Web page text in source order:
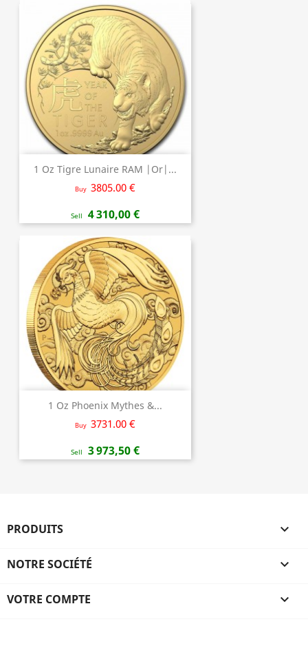
1 Oz Tigre Lunaire RAM |Or|...
Buy 3805.00 €
Sell 4 310,00 €
1 Oz Phoenix Mythes &...
Buy 3731.00 €
Sell 3 973,50 €
PRODUITS 
NOTRE SOCIÉTÉ 
VOTRE COMPTE 